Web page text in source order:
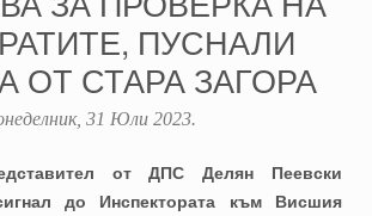
ПУСНАЛИ
ОТ СТАРА ЗАГОРА
31 Юли 2023.
от ДПС Делян Пеевски
до Инспектората към Висшия